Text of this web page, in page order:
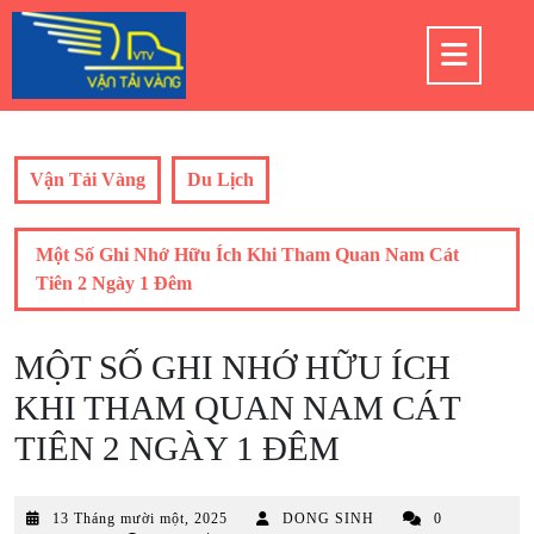
Skip
Vận Tải Vàng Du Lịch
Một Số Ghi Nhớ Hữu Ích Khi Tham Quan Nam Cát
Tiên 2 Ngày 1 Đêm
MỘT SỐ GHI NHỚ HỮU ÍCH
KHI THAM QUAN NAM CÁT
TIÊN 2 NGÀY 1 ĐÊM
13 Tháng mười một, 2025 DONG SINH
0